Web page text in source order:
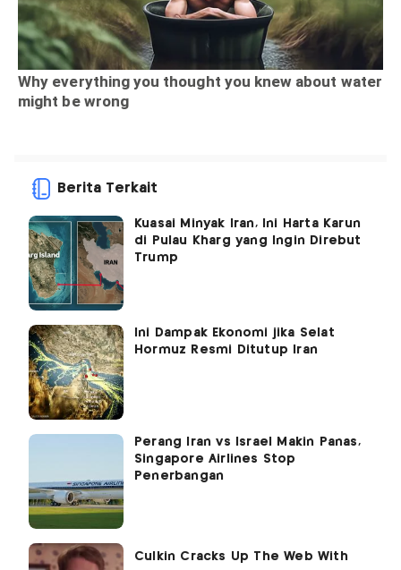
Berita Terkait
Kuasai Minyak Iran, Ini Harta Karun
di Pulau Kharg yang Ingin Direbut
Trump
Ini Dampak Ekonomi jika Selat
Hormuz Resmi Ditutup Iran
Perang Iran vs Israel Makin Panas,
Singapore Airlines Stop
Penerbangan